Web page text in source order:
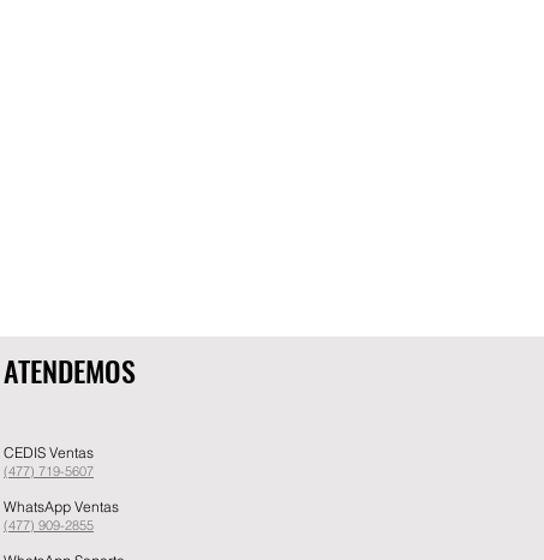
ATENDEMOS
CEDIS Ventas
(477) 719-5607
WhatsApp Ventas
(477) 909-2855